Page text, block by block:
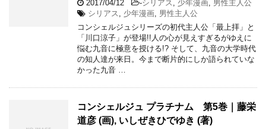
2017/04/12 -シリアス , 少年漫画, 男性主人公
シリアス , 少年漫画, 男性主人公
コンシェルジュシリーズの初代主人公「最上拝」と
「川口涼子」が登場!!人の心が見えすぎるがゆえに
悩む九音に極意を授ける!? そして、九音の大学時代
の知人達が来日。今まで断片的にしか語られていな
かった九音 …
コンシェルジュ プラチナム 第5巻｜藤栄
道彦 (画), いしぜきひでゆき (著)